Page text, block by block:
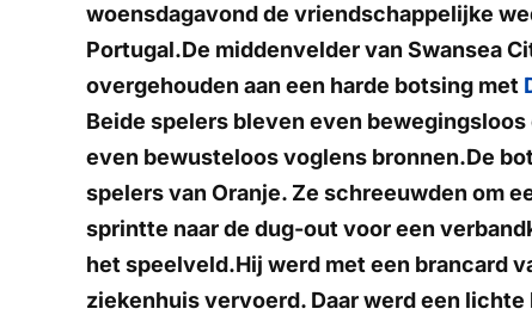
woensdagavond de vriendschappelijke
Portugal.De middenvelder van Swansea
overgehouden aan een harde botsing met
Beide spelers bleven even
even bewusteloos voglens bronnen.De
spelers van Oranje. Ze schreeuwden om
sprintte naar de dug-out voor een
het speelveld.Hij werd met een brancard
ziekenhuis vervoerd. Daar werd een